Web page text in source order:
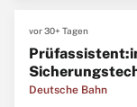
vor 30+ Tagen
Deutsche Bahn